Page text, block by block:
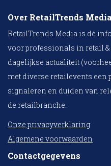
Over RetailTrends Media
RetailTrends Media is dé
voor professionals in retail
dagelijkse actualiteit
met diverse retailevents een
signaleren en duiden van
de retailbranche.
Onze privacyverklaring
Algemene voorwaarden
Contactgegevens